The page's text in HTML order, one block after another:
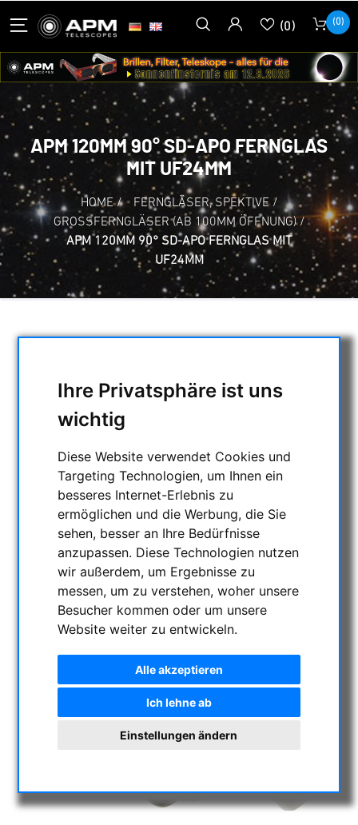
Ihre Privatsphäre ist uns
wichtig
Diese Website verwendet Cookies und
Targeting Technologien, um Ihnen ein
besseres Internet-Erlebnis zu
ermöglichen und die Werbung, die Sie
sehen, besser an Ihre Bedürfnisse
anzupassen. Diese Technologien nutzen
wir außerdem, um Ergebnisse zu
messen, um zu verstehen, woher unsere
Besucher kommen oder um unsere
Website weiter zu entwickeln.
Alle akzeptieren
Ich lehne ab
Einstellungen ändern
(0) (0)
APM 120MM 90° SD-APO FERNGLAS
MIT UF24MM
HOME / FERNGLÄSER, SPEKTIVE /
GROSSFERNGLÄSER (AB 100MM ÖFFNUNG) /
APM 120MM 90° SD-APO FERNGLAS MIT
UF24MM